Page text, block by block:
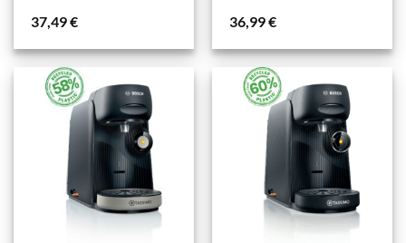
37,49€
36,99€